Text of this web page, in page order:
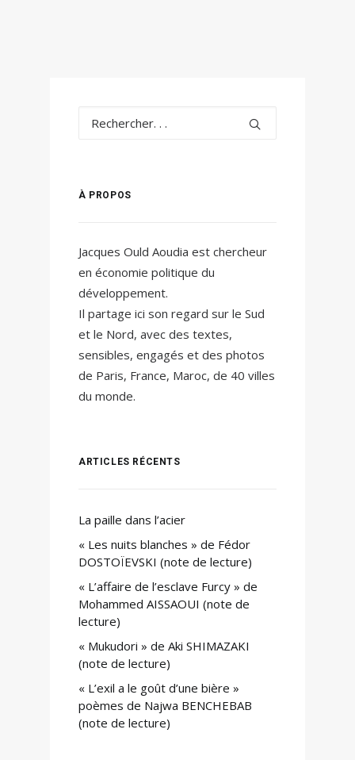
À PROPOS
Jacques Ould Aoudia est chercheur
en économie politique du
développement.
Il partage ici son regard sur le Sud
et le Nord, avec des textes,
sensibles, engagés et des photos
de Paris, France, Maroc, de 40 villes
du monde.
ARTICLES RÉCENTS
La paille dans l’acier
« Les nuits blanches » de Fédor
DOSTOÏEVSKI (note de lecture)
« L’affaire de l’esclave Furcy » de
Mohammed AISSAOUI (note de
lecture)
« Mukudori » de Aki SHIMAZAKI
(note de lecture)
« L’exil a le goût d’une bière »
poèmes de Najwa BENCHEBAB
(note de lecture)